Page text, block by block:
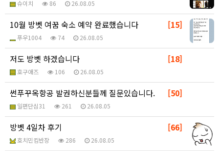
슈이치 86 26.08.05
[15]
10월 방벳 여꿈 숙소 예약 완료했습니다
푸우1004 74 26.08.05
[18]
저도 방벳 하겠습니다
호구애즈 106 26.08.05
[50]
썬푸꾸옥항공 발권하신분들께 질문있습니다.
일편단심31 261 26.08.05
[66]
방벳 4일차 후기
호치민킴반장 286 26.08.05